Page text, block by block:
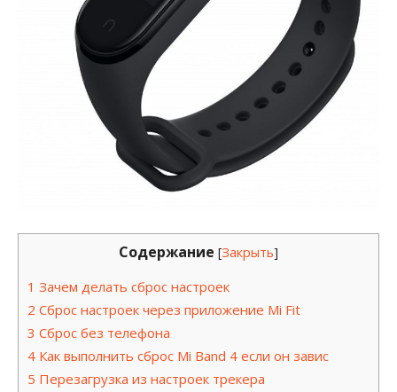
Содержание [Закрыть]
1 Зачем делать сброс настроек
2 Сброс настроек через приложение Mi Fit
3 Сброс без телефона
4 Как выполнить сброс Mi Band 4 если он завис
5 Перезагрузка из настроек трекера